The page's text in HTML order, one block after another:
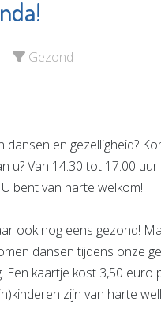
Gezond
dansen en gezelligheid?
u? Van 14.30 tot 17.00
bent van harte welkom!
ook nog eens gezond!
dansen tijdens onze
Een kaartje kost 3,50
zijn van harte
Bekijk de pagina